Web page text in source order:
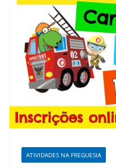
ATIVIDADES NA FREGUESIA